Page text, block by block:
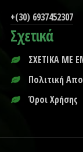
+(30) 6937452307
Σχετικά
ΣΧΕΤΙΚΑ ΜΕ
Πολιτική
Όροι Χρήσης